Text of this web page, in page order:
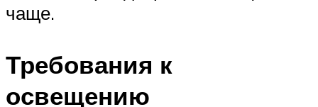
чаще.
Требования к
освещению